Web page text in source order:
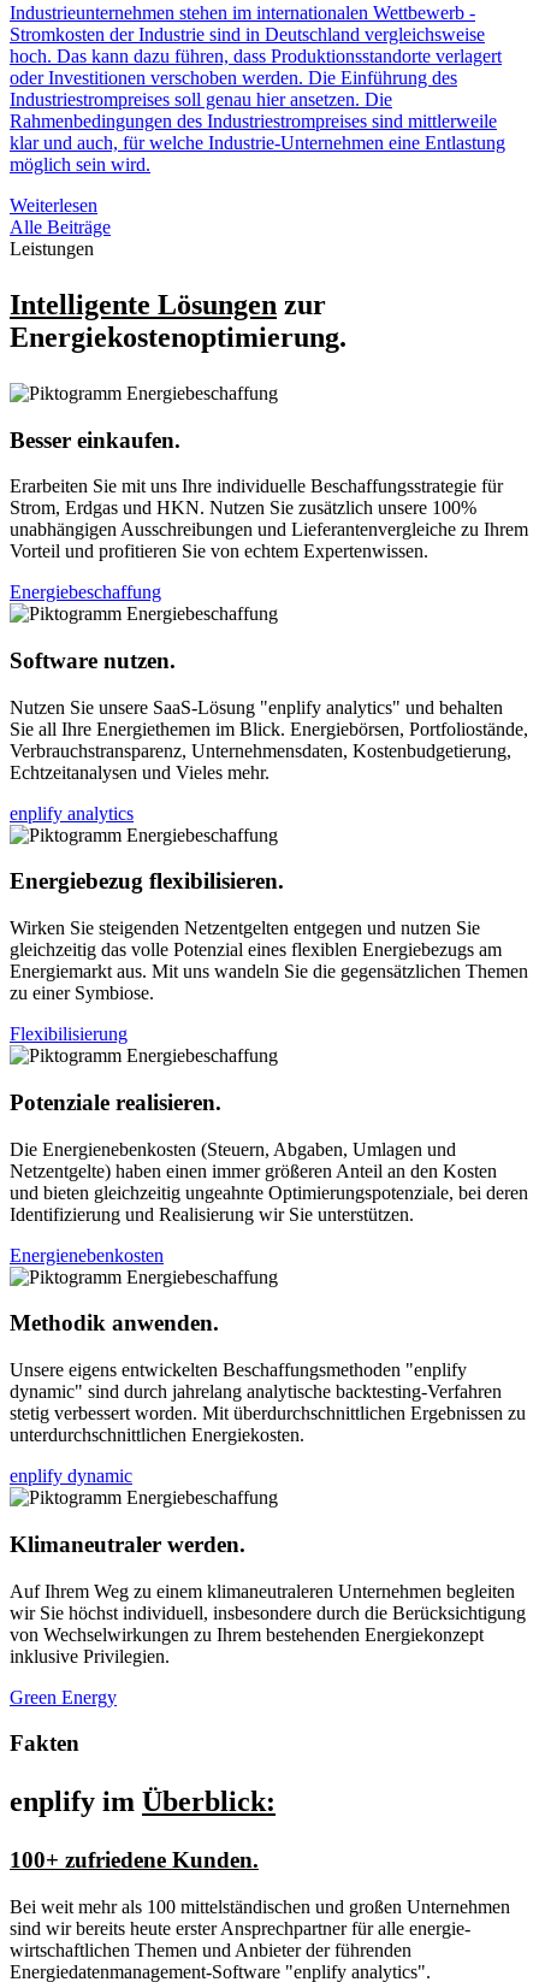
Industrieunternehmen stehen im internationalen Wettbewerb -
Stromkosten der Industrie sind in Deutschland vergleichsweise
hoch. Das kann dazu führen, dass Produktionsstandorte verlagert
oder Investitionen verschoben werden. Die Einführung des
Industriestrompreises soll genau hier ansetzen. Die
Rahmenbedingungen des Industriestrompreises sind mittlerweile
klar und auch, für welche Industrie-Unternehmen eine Entlastung
möglich sein wird.
Weiterlesen
Alle Beiträge
Leistungen
Intelligente Lösungen zur
Energiekostenoptimierung.
Besser einkaufen.
Erarbeiten Sie mit uns Ihre individuelle Beschaffungsstrategie für
Strom, Erdgas und HKN. Nutzen Sie zusätzlich unsere 100%
unabhängigen Ausschreibungen und Lieferantenvergleiche zu Ihrem
Vorteil und profitieren Sie von echtem Expertenwissen.
Energiebeschaffung
Software nutzen.
Nutzen Sie unsere SaaS-Lösung "enplify analytics" und behalten
Sie all Ihre Energiethemen im Blick. Energiebörsen, Portfoliostände,
Verbrauchstransparenz, Unternehmensdaten, Kostenbudgetierung,
Echtzeitanalysen und Vieles mehr.
enplify analytics
Energiebezug flexibilisieren.
Wirken Sie steigenden Netzentgelten entgegen und nutzen Sie
gleichzeitig das volle Potenzial eines flexiblen Energiebezugs am
Energiemarkt aus. Mit uns wandeln Sie die gegensätzlichen Themen
zu einer Symbiose.
Flexibilisierung
Potenziale realisieren.
Die Energienebenkosten (Steuern, Abgaben, Umlagen und
Netzentgelte) haben einen immer größeren Anteil an den Kosten
und bieten gleichzeitig ungeahnte Optimierungspotenziale, bei deren
Identifizierung und Realisierung wir Sie unterstützen.
Energienebenkosten
Methodik anwenden.
Unsere eigens entwickelten Beschaffungsmethoden "enplify
dynamic" sind durch jahrelang analytische backtesting-Verfahren
stetig verbessert worden. Mit überdurchschnittlichen Ergebnissen zu
unterdurchschnittlichen Energiekosten.
enplify dynamic
Klimaneutraler werden.
Auf Ihrem Weg zu einem klimaneutraleren Unternehmen begleiten
wir Sie höchst individuell, insbesondere durch die Berücksichtigung
von Wechselwirkungen zu Ihrem bestehenden Energiekonzept
inklusive Privilegien.
Green Energy
Fakten
enplify im Überblick:
100+ zufriedene Kunden.
Bei weit mehr als 100 mittel­ständischen und großen Unternehmen
sind wir bereits heute erster Ansprech­partner für alle energie­
wirtschaftlichen Themen und Anbieter der führenden
Energiedatenmanagement-Software "enplify analytics".